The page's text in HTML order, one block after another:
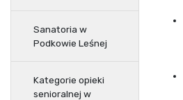
Sanatoria w
Podkowie Leśnej
Kategorie opieki
senioralnej w